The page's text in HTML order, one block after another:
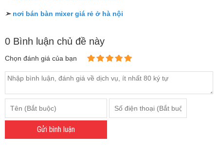
➣ nơi bán bàn mixer giá rẻ ở hà nội
0 Bình luận chủ đề này
Chọn đánh giá của bạn
Gửi bình luận